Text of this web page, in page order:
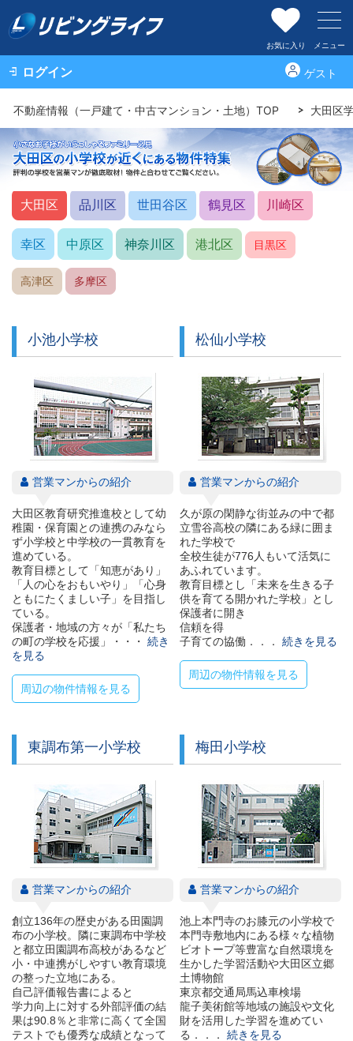
お気に入り メニュー
ログイン ゲスト
不動産情報（一戸建て・中古マンション・土地）TOP 大田区
区を選択
大田区
品川区 世田谷区 鶴見区 川崎区
幸区 中原区 神奈川区 港北区 目黒区
高津区 多摩区
小池小学校
営業マンからの紹介
大田区教育研究推進校として幼
稚園・保育園との連携のみなら
ず小学校と中学校の一貫教育を
進めている。
教育目標として「知恵があり」
「人の心をおもいやり」「心身
ともにたくましい子」を目指し
ている。
保護者・地域の方々が「私たち
の町の学校を応援」・・・ 続き
を見る
周辺の物件情報を見る
松仙小学校
営業マンからの紹介
久が原の閑静な街並みの中で都
立雪谷高校の隣にある緑に囲ま
れた学校で
全校生徒が776人もいて活気に
あふれています。
教育目標とし「未来を生きる子
供を育てる開かれた学校」とし
保護者に開き
信頼を得
子育ての協働．．．続きを見る
周辺の物件情報を見る
東調布第一小学校
営業マンからの紹介
創立136年の歴史がある田園調
布の小学校。隣に東調布中学校
と都立田園調布高校があるなど
小・中連携がしやすい教育環境
の整った立地にある。
自己評価報告書によると
学力向上に対する外部評価の結
果は90.8％と非常に高くて全国
テストでも優秀な成績となって
梅田小学校
営業マンからの紹介
池上本門寺のお膝元の小学校で
本門寺敷地内にある様々な植物
ビオトープ等豊富な自然環境を
生かした学習活動や大田区立郷
土博物館
東京都交通局馬込車検場
龍子美術館等地域の施設や文化
財を活用した学習を進めてい
る．．．続きを見る